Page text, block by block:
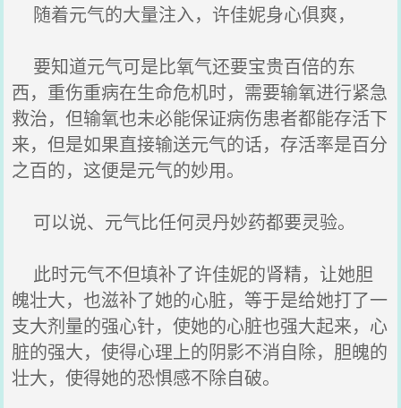
随着元气的大量注入，许佳妮身心俱爽，
要知道元气可是比氧气还要宝贵百倍的东
西，重伤重病在生命危机时，需要输氧进行紧急
救治，但输氧也未必能保证病伤患者都能存活下
来，但是如果直接输送元气的话，存活率是百分
之百的，这便是元气的妙用。
可以说、元气比任何灵丹妙药都要灵验。
此时元气不但填补了许佳妮的肾精，让她胆
魄壮大，也滋补了她的心脏，等于是给她打了一
支大剂量的强心针，使她的心脏也强大起来，心
脏的强大，使得心理上的阴影不消自除，胆魄的
壮大，使得她的恐惧感不除自破。